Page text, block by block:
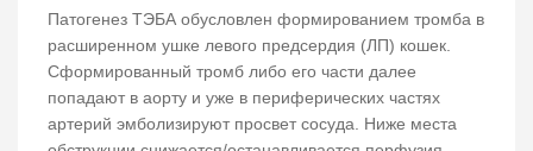
Патогенез ТЭБА обусловлен формированием тромба в
расширенном ушке левого предсердия (ЛП) кошек.
Сформированный тромб либо его части далее
попадают в аорту и уже в периферических частях
артерий эмболизируют просвет сосуда. Ниже места